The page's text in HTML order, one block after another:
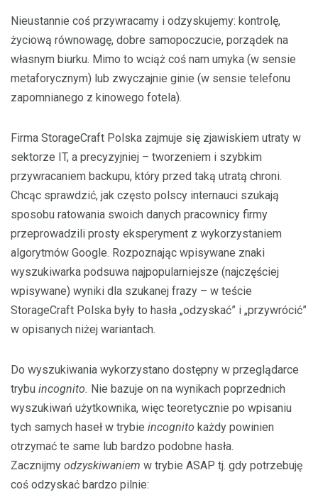
Nieustannie coś przywracamy i odzyskujemy: kontrolę,
życiową równowagę, dobre samopoczucie, porządek na
własnym biurku. Mimo to wciąż coś nam umyka (w sensie
metaforycznym) lub zwyczajnie ginie (w sensie telefonu
zapomnianego z kinowego fotela).
Firma StorageCraft Polska zajmuje się zjawiskiem utraty w
sektorze IT, a precyzyjniej – tworzeniem i szybkim
przywracaniem backupu, który przed taką utratą chroni.
Chcąc sprawdzić, jak często polscy internauci szukają
sposobu ratowania swoich danych pracownicy firmy
przeprowadzili prosty eksperyment z wykorzystaniem
algorytmów Google. Rozpoznając wpisywane znaki
wyszukiwarka podsuwa najpopularniejsze (najczęściej
wpisywane) wyniki dla szukanej frazy – w teście
StorageCraft Polska były to hasła „odzyskać” i „przywrócić”
w opisanych niżej wariantach.
Do wyszukiwania wykorzystano dostępny w przeglądarce
trybu incognito. Nie bazuje on na wynikach poprzednich
wyszukiwań użytkownika, więc teoretycznie po wpisaniu
tych samych haseł w trybie incognito każdy powinien
otrzymać te same lub bardzo podobne hasła.
Zacznijmy odzyskiwaniem w trybie ASAP tj. gdy potrzebuję
coś odzyskać bardzo pilnie: